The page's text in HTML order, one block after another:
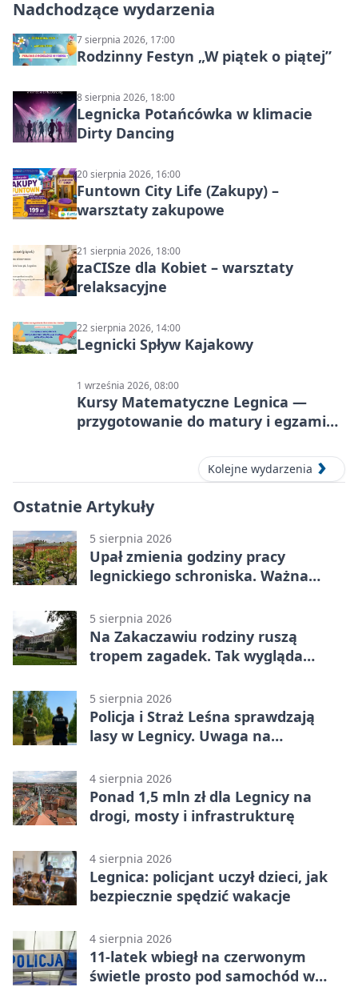
Nadchodzące wydarzenia
7 sierpnia 2026, 17:00
Rodzinny Festyn „W piątek o piątej”
8 sierpnia 2026, 18:00
Legnicka Potańcówka w klimacie
Dirty Dancing
20 sierpnia 2026, 16:00
Funtown City Life (Zakupy) –
warsztaty zakupowe
21 sierpnia 2026, 18:00
zaCISze dla Kobiet – warsztaty
relaksacyjne
22 sierpnia 2026, 14:00
Legnicki Spływ Kajakowy
1 września 2026, 08:00
Kursy Matematyczne Legnica —
przygotowanie do matury i egzaminu
Kolejne wydarzenia
Ostatnie Artykuły
5 sierpnia 2026
Upał zmienia godziny pracy
legnickiego schroniska. Ważna
5 sierpnia 2026
Na Zakaczawiu rodziny ruszą
tropem zagadek. Tak wygląda
5 sierpnia 2026
Policja i Straż Leśna sprawdzają
lasy w Legnicy. Uwaga na
4 sierpnia 2026
Ponad 1,5 mln zł dla Legnicy na
drogi, mosty i infrastrukturę
4 sierpnia 2026
Legnica: policjant uczył dzieci, jak
bezpiecznie spędzić wakacje
4 sierpnia 2026
11-latek wbiegł na czerwonym
świetle prosto pod samochód w